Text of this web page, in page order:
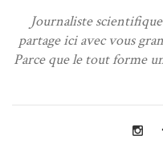
Journaliste scientifique
partage ici avec vous
Parce que le tout forme